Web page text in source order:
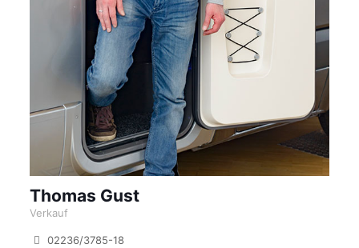
Thomas Gust
Verkauf
02236/3785-18